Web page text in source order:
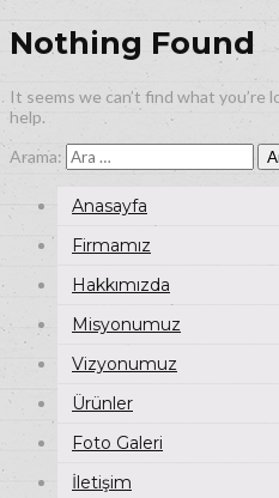
Nothing Found
It seems we can’t find what you’re
help.
Arama:
Anasayfa
Firmamız
Hakkımızda
Misyonumuz
Vizyonumuz
Ürünler
Foto Galeri
İletişim